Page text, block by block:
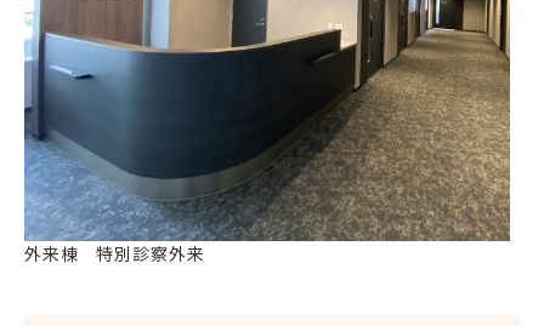
外来棟 特別診察外来